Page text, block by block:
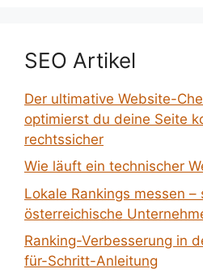
SEO Artikel
Der ultimative Website-
optimierst du deine Seite
rechtssicher
Wie läuft ein technischer
Lokale Rankings messen –
österreichische
Ranking-Verbesserung in
für-Schritt-Anleitung